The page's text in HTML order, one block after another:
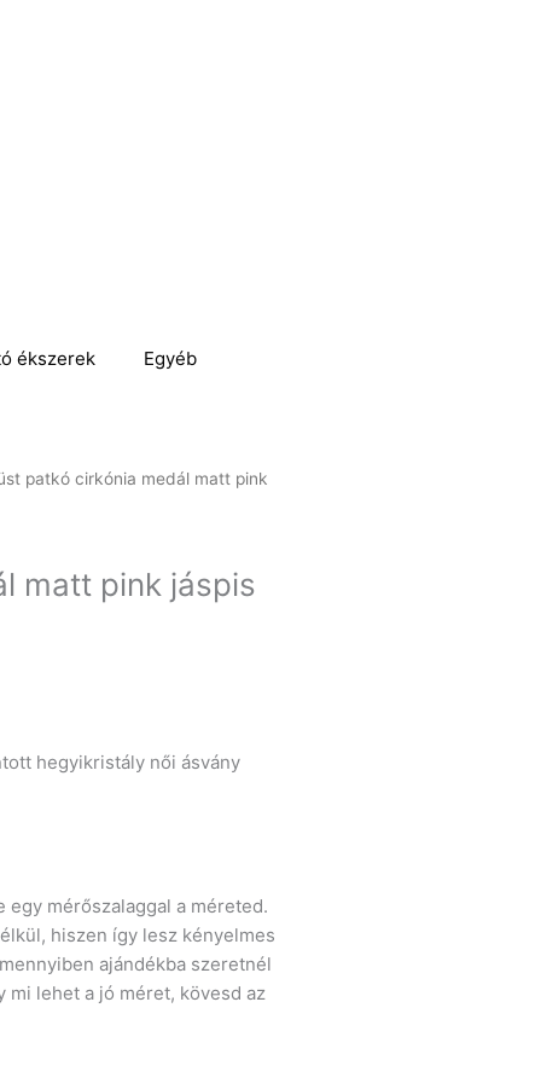
ékszerek Egyéb
patkó cirkónia medál matt pink
matt pink jáspis
hegyikristály női ásvány
mérőszalaggal a méreted.
hiszen így lesz kényelmes
ajándékba szeretnél
mi lehet a jó méret, kövesd az